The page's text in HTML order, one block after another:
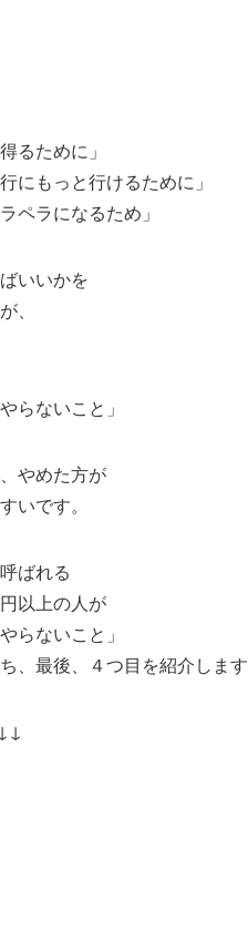
るために」
にもっと行けるために」
ペラになるため」
いいかを
、
らないこと」
やめた方が
いです。
ばれる
以上の人が
らないこと」
、最後、４つ目を紹介します